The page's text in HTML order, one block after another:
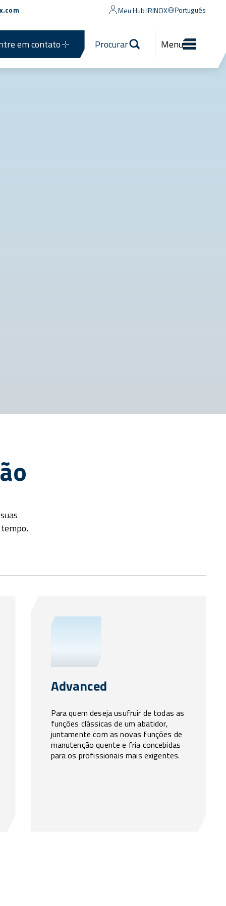
Meu Hub IRINOX Português
em contato Procurar Menu
Advanced
Para quem deseja usufruir de todas as
funções clássicas de um abatidor,
juntamente com as novas funções de
manutenção quente e fria concebidas
para os profissionais mais exigentes.